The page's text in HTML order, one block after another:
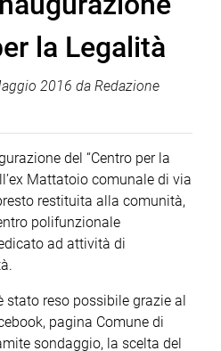
la Legalità
2016 da Redazione
del “Centro per la
Mattatoio comunale di via
restituita alla comunità,
polifunzionale
ad attività di
stato reso possibile grazie al
pagina Comune di
sondaggio, la scelta del